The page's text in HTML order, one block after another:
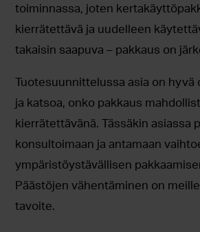
toiminnassa, joten
kierrätettävä ja uudelleen
takaisin saapuva – pakkaus on
Tuotesuunnittelussa asia on hyvä
ja katsoa, onko pakkaus
kierrätettävänä. Tässäkin asiassa
konsultoimaan ja antamaan
ympäristöystävällisen
Päästöjen vähentäminen on
tavoite.